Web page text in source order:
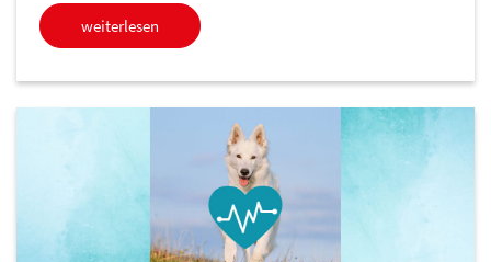
weiterlesen